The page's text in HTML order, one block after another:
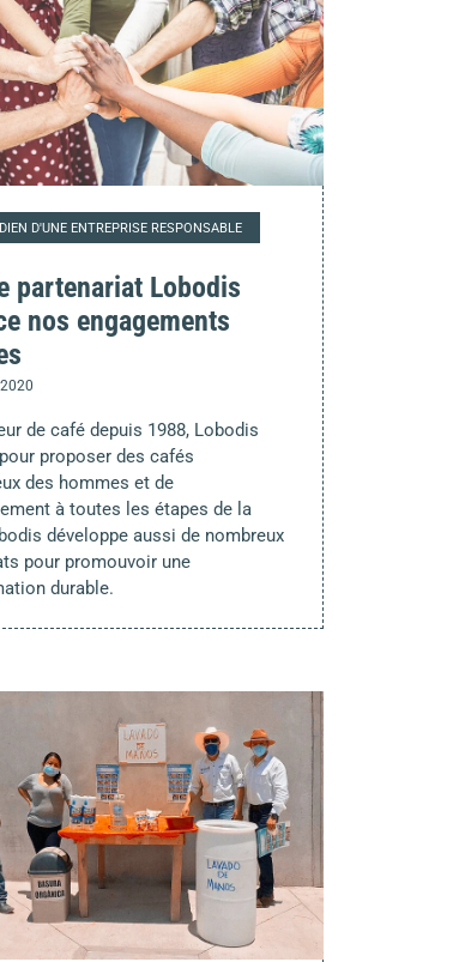
D'UNE ENTREPRISE RESPONSABLE
partenariat Lobodis
nos engagements
de café depuis 1988, Lobodis
proposer des cafés
des hommes et de
à toutes les étapes de la
développe aussi de nombreux
pour promouvoir une
durable.